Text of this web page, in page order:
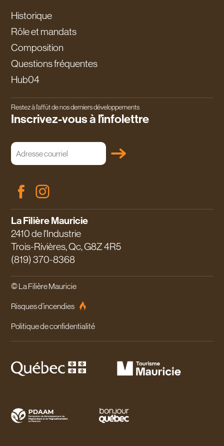
Historique
Rôle et mandats
Composition
Questions fréquentes
Hub04
Restez à l’affût de nos derniers développements
Inscrivez-vous à l’infolettre
Adresse
courriel
(Nécessaire)
La Filière Mauricie
2410 de l'Industrie
Trois-Rivières, Qc, G8Z 4R5
(819) 370-8368
© La Filière Mauricie
Risques d'incendies
Politique de confidentialité